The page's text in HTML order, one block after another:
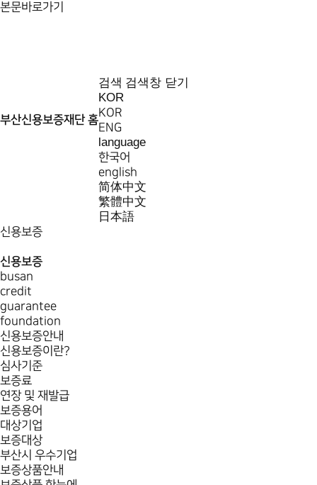
본문바로가기
부산신용보증재단 홈
검색 검색창 닫기
KOR
KOR
ENG
language
한국어
english
简体中文
繁體中文
日本語
신용보증
신용보증
busan
credit
guarantee
foundation
신용보증안내
신용보증이란?
심사기준
보증료
연장 및 재발급
보증용어
대상기업
보증대상
부산시 우수기업
보증상품안내